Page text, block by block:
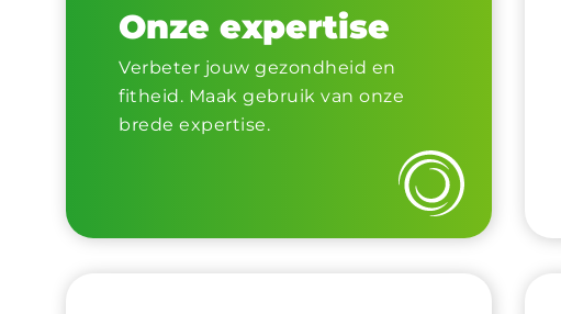
Onze expertise
Verbeter jouw gezondheid en
fitheid. Maak gebruik van onze
brede expertise.